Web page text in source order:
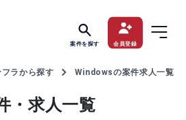
案件を探す 会員登録
フラから探す Windowsの案件求人一覧
・求人一覧